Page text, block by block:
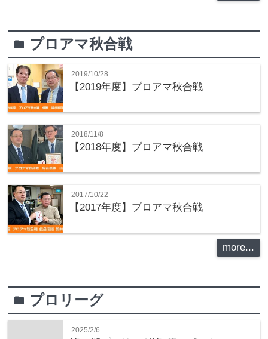
folder プロアマ秋合戦
2019/10/28
【2019年度】プロアマ秋合戦
2018/11/8
【2018年度】プロアマ秋合戦
2017/10/22
【2017年度】プロアマ秋合戦
more...
folder プロリーグ
2025/2/6